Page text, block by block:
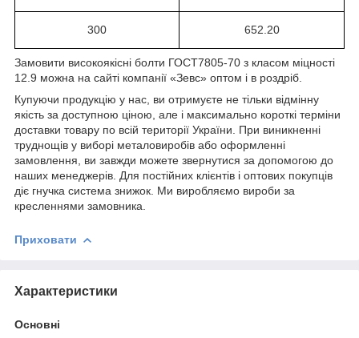
300 652.20
Замовити високоякісні болти ГОСТ7805-70 з класом міцності
12.9 можна на сайті компанії «Зевс» оптом і в роздріб.
Купуючи продукцію у нас, ви отримуєте не тільки відмінну
якість за доступною ціною, але і максимально короткі терміни
доставки товару по всій території України. При виникненні
труднощів у виборі металовиробів або оформленні
замовлення, ви завжди можете звернутися за допомогою до
наших менеджерів. Для постійних клієнтів і оптових покупців
діє гнучка система знижок. Ми виробляємо вироби за
кресленнями замовника.
Приховати
Характеристики
Основні